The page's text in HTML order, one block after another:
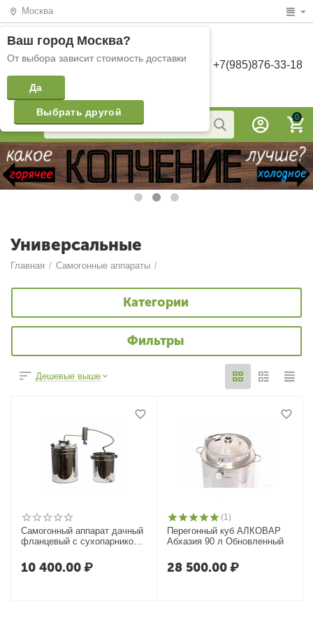
Москва
Ваш город Москва?
От выбора зависит стоимость доставки
Да
Выбрать другой
+7(985)876-33-18
0
Универсальные
Главная / Самогонные аппараты /
Категории
Фильтры
Дешевые выше
Самогонный аппарат дачный
фланцевый с сухопарником
10 400.00₽
(1)
Перегонный куб АЛКОВАР
Абхазия 90 л Обновленный
28 500.00₽